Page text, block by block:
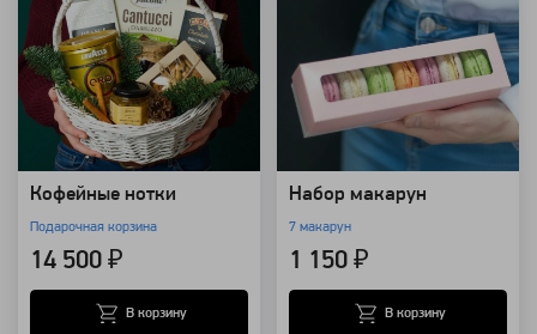
Кофейные нотки
Подарочная корзина
14 500 ₽
В корзину
Набор макарун
7 макарун
1 150 ₽
В корзину